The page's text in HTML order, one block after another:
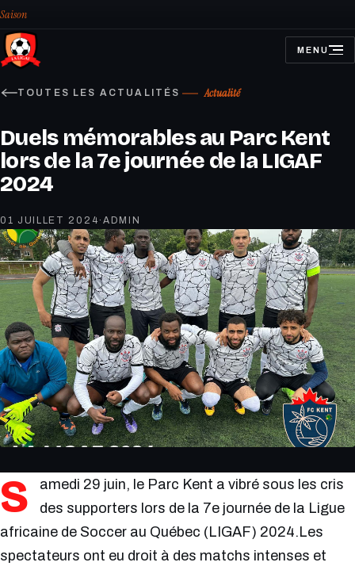
Saison
MENU
OUVRIR
LE
TOUTES LES ACTUALITÉS Actualité
Duels mémorables au Parc Kent
lors de la 7e journée de la LIGAF
2024
01 JUILLET 2024 · ADMIN
S
amedi 29 juin, le Parc Kent a vibré sous les cris
des supporters lors de la 7e journée de la Ligue
africaine de Soccer au Québec (LIGAF) 2024.Les
spectateurs ont eu droit à des matchs intenses et